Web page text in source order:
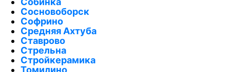
Сосновоборск
Софрино
Средняя Ахтуба
Ставрово
Стрельна
Стройкерамика
Томилино